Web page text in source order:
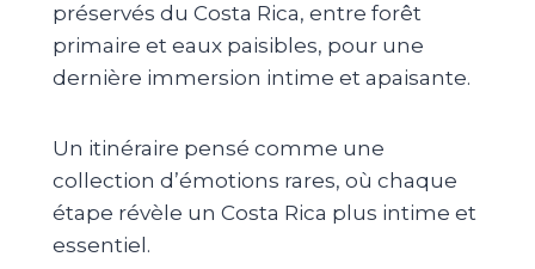
préservés du Costa Rica, entre forêt
primaire et eaux paisibles, pour une
dernière immersion intime et apaisante.
Un itinéraire pensé comme une
collection d’émotions rares, où chaque
étape révèle un Costa Rica plus intime et
essentiel.